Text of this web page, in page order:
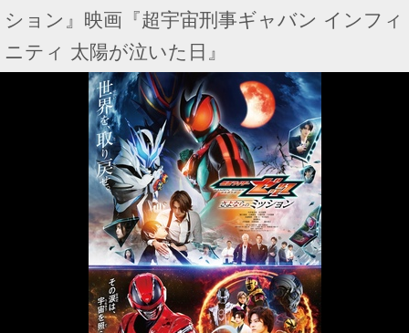
ション』映画『超宇宙刑事ギャバン インフィ
ニティ 太陽が泣いた日』